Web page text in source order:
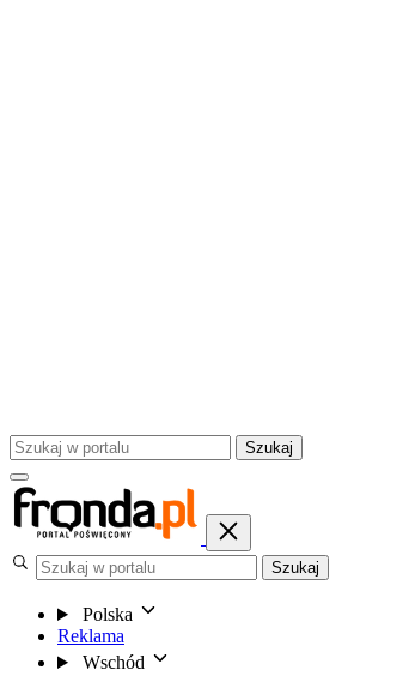
Szukaj
Szukaj
Polska
Reklama
Wschód